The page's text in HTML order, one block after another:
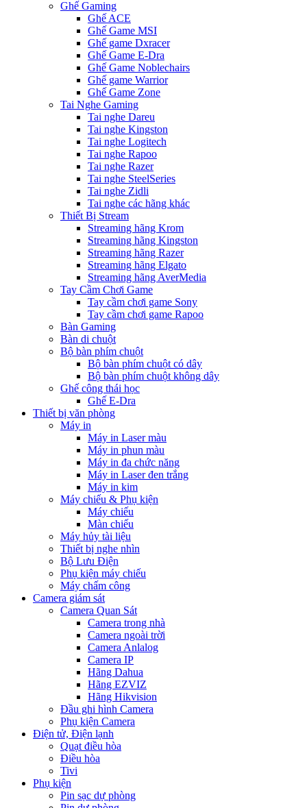
Ghế Gaming
Ghế ACE
Ghế Game MSI
Ghế game Dxracer
Ghế Game E-Dra
Ghế Game Noblechairs
Ghế game Warrior
Ghế Game Zone
Tai Nghe Gaming
Tai nghe Dareu
Tai nghe Kingston
Tai nghe Logitech
Tai nghe Rapoo
Tai nghe Razer
Tai nghe SteelSeries
Tai nghe Zidli
Tai nghe các hãng khác
Thiết Bị Stream
Streaming hãng Krom
Streaming hãng Kingston
Streaming hãng Razer
Streaming hãng Elgato
Streaming hãng AverMedia
Tay Cầm Chơi Game
Tay cầm chơi game Sony
Tay cầm chơi game Rapoo
Bàn Gaming
Bàn di chuột
Bộ bàn phím chuột
Bộ bàn phím chuột có dây
Bộ bàn phím chuột không dây
Ghế công thái học
Ghế E-Dra
Thiết bị văn phòng
Máy in
Máy in Laser màu
Máy in phun màu
Máy in đa chức năng
Máy in Laser đen trắng
Máy in kim
Máy chiếu & Phụ kiện
Máy chiếu
Màn chiếu
Máy hủy tài liệu
Thiết bị nghe nhìn
Bộ Lưu Điện
Phụ kiện máy chiếu
Máy chấm công
Camera giám sát
Camera Quan Sát
Camera trong nhà
Camera ngoài trời
Camera Anlalog
Camera IP
Hãng Dahua
Hãng EZVIZ
Hãng Hikvision
Đầu ghi hình Camera
Phụ kiện Camera
Điện tử, Điện lạnh
Quạt điều hòa
Điều hòa
Tivi
Phụ kiện
Pin sạc dự phòng